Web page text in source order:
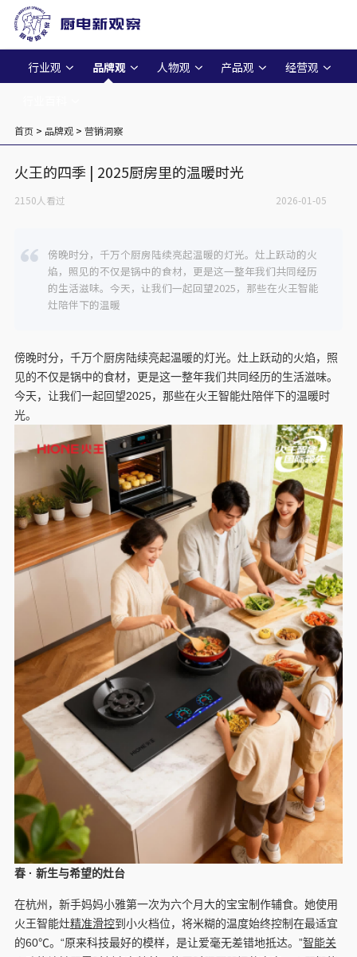
行业观 品牌观 人物观 产品观 经营观
首页> 品牌观> 营销洞察
火王的四季 | 2025厨房里的温暖时光
2150人看过 2026-01-05
傍晚时分，千万个厨房陆续亮起温暖的灯光。灶上跃动的火
焰，照见的不仅是锅中的食材，更是这一整年我们共同经历
傍晚时分，千万个厨房陆续亮起温暖的灯光。灶上跃动的火焰，照
见的不仅是锅中的食材，更是这一整年我们共同经历的生活滋味。
今天，让我们一起回望2025，那些在火王智能灶陪伴下的温暖时
光。
春· 新生与希望的灶台
在杭州，新手妈妈小雅第一次为六个月大的宝宝制作辅食。她使用
火王智能灶精准滑控到小火档位，将米糊的温度始终控制在最适宜
的60℃。“原来科技最好的模样，是让爱毫无差错地抵达。”智能关